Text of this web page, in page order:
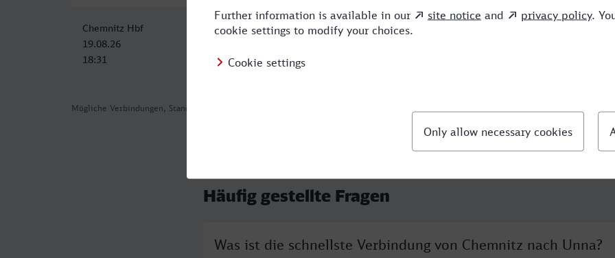
Mögliche Verbindungen, Stand: 2026-08-05 05:23
Chemnitz Hbf
19.08.26
18:31
Unna
05:11
10:40 4
Häufig gestellte Fragen
Was ist die schnellste Verbindung von Chemnitz nach Unna?